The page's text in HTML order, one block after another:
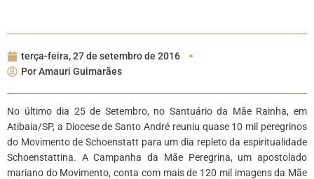
terça-feira, 27 de setembro de 2016
PorAmauri Guimarães
No último dia 25 de Setembro, no Santuário da Mãe Rainha, em
Atibaia/SP, a Diocese de Santo André reuniu quase 10 mil peregrinos
do Movimento de Schoenstatt para um dia repleto da espiritualidade
Schoenstattina. A Campanha da Mãe Peregrina, um apostolado
mariano do Movimento, conta com mais de 120 mil imagens da Mãe